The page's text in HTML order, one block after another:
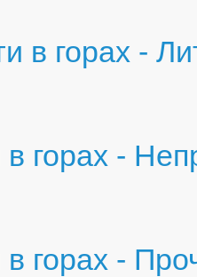
в горах -
горах -
в горах -